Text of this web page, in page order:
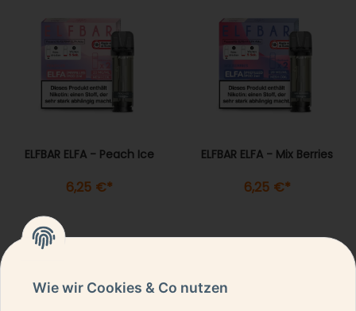
ELFBAR ELFA - Peach Ice
6,25 €*
ELFBAR ELFA - Mix Berries
6,25 €*
Wie wir Cookies & Co nutzen